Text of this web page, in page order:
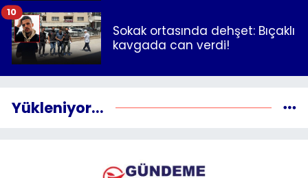
Sokak ortasında dehşet: Bıçaklı
kavgada can verdi!
10
Yükleniyor...